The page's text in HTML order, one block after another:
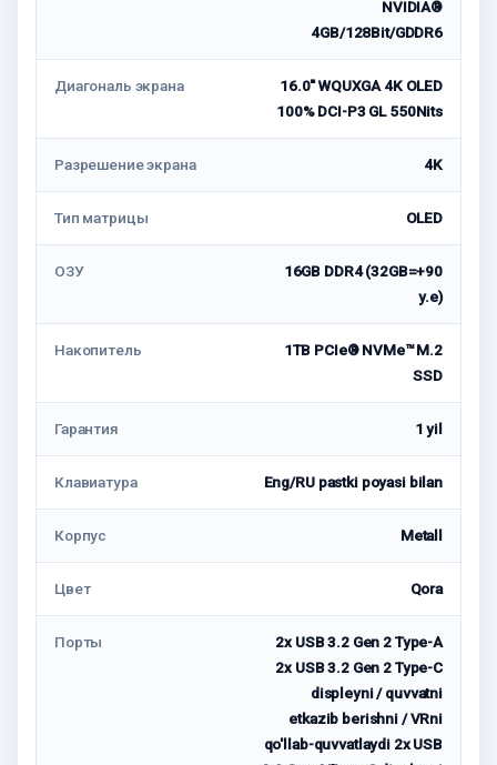
NVIDIA®
4GB/128Bit/GDDR6
Диагональ экрана
16.0'' WQUXGA 4K OLED
100% DCI-P3 GL 550Nits
Разрешение экрана 4K
Тип матрицы OLED
ОЗУ
16GB DDR4 (32GB=+90
у.е)
Накопитель
1TB PCIe® NVMe™ M.2
SSD
Гарантия 1 yil
Клавиатура Eng/RU pastki poyasi bilan
Корпус Metall
Цвет Qora
Порты
2x USB 3.2 Gen 2 Type-A
2x USB 3.2 Gen 2 Type-C
displeyni / quvvatni
etkazib berishni / VRni
qo'llab-quvvatlaydi 2x USB